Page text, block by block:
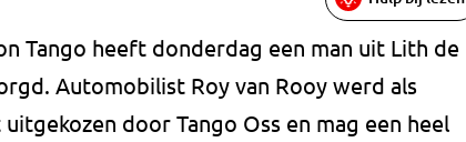
Tango heeft donderdag een man uit Lith de
Automobilist Roy van Rooy werd als
door Tango Oss en mag een heel